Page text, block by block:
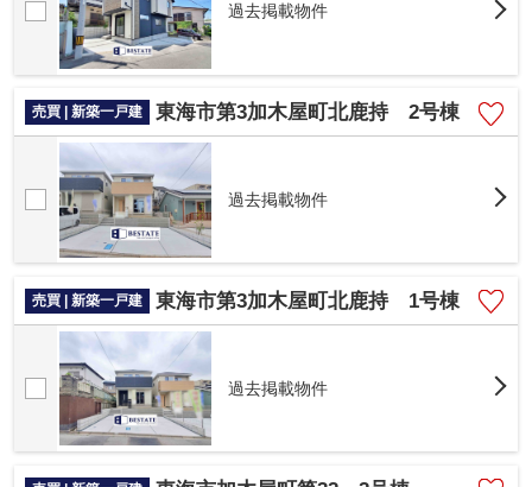
過去掲載物件
売買 | 新築一戸建 東海市第3加木屋町北鹿持 2号棟
過去掲載物件
売買 | 新築一戸建 東海市第3加木屋町北鹿持 1号棟
過去掲載物件